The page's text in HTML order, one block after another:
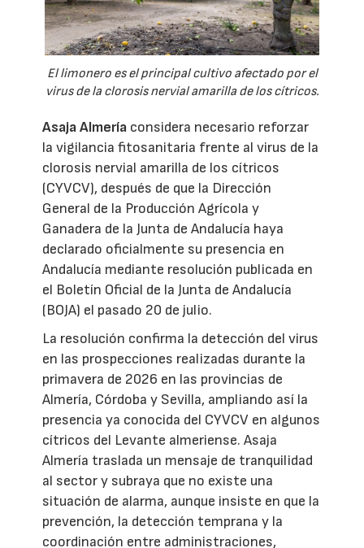
El limonero es el principal cultivo afectado por el
virus de la clorosis nervial amarilla de los cítricos.
Asaja Almería considera necesario reforzar
la vigilancia fitosanitaria frente al virus de la
clorosis nervial amarilla de los cítricos
(CYVCV), después de que la Dirección
General de la Producción Agrícola y
Ganadera de la Junta de Andalucía haya
declarado oficialmente su presencia en
Andalucía mediante resolución publicada en
el Boletín Oficial de la Junta de Andalucía
(BOJA) el pasado 20 de julio.
La resolución confirma la detección del virus
en las prospecciones realizadas durante la
primavera de 2026 en las provincias de
Almería, Córdoba y Sevilla, ampliando así la
presencia ya conocida del CYVCV en algunos
cítricos del Levante almeriense. Asaja
Almería traslada un mensaje de tranquilidad
al sector y subraya que no existe una
situación de alarma, aunque insiste en que la
prevención, la detección temprana y la
coordinación entre administraciones,